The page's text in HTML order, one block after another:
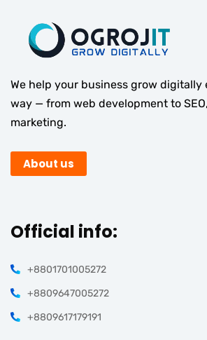
We help your business grow digitally
way — from web development to
marketing.
About us
Official info:
+8801701005272
+8809647005272
+8809617179191